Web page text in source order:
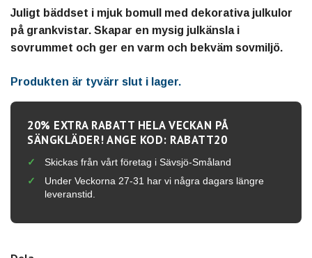
Juligt bäddset i mjuk bomull med dekorativa julkulor
på grankvistar. Skapar en mysig julkänsla i
sovrummet och ger en varm och bekväm sovmiljö.
Produkten är tyvärr slut i lager.
20% EXTRA RABATT HELA VECKAN PÅ
SÄNGKLÄDER! ANGE KOD: RABATT20
Skickas från vårt företag i Sävsjö-Småland
Under Veckorna 27-31 har vi några dagars längre
leveranstid.